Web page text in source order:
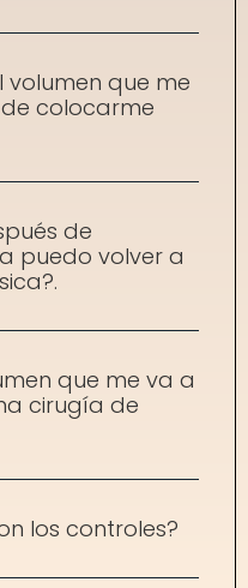
volumen que me
colocarme
de
puedo volver a
que me va a
cirugía de
los controles?